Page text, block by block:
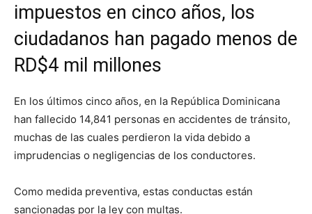
impuestos en cinco años, los
ciudadanos han pagado menos de
RD$4 mil millones
En los últimos cinco años, en la República Dominicana
han fallecido 14,841 personas en accidentes de tránsito,
muchas de las cuales perdieron la vida debido a
imprudencias o negligencias de los conductores.
Como medida preventiva, estas conductas están
sancionadas por la ley con multas.